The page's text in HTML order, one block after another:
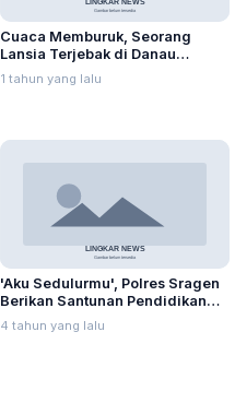
Cuaca Memburuk, Seorang
Lansia Terjebak di Danau
Rawapening Saat Mencari
Enceng Gondok
1 tahun yang lalu
'Aku Sedulurmu', Polres Sragen
Berikan Santunan Pendidikan
Anak Yatim Piatu
4 tahun yang lalu